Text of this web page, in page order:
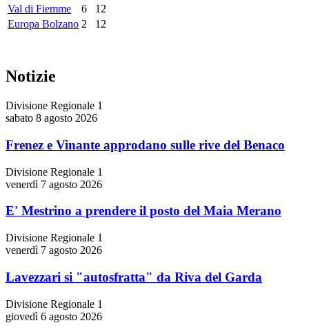
Val di Fiemme 6
12
Europa Bolzano 2 12
Notizie
Divisione Regionale 1
sabato 8 agosto 2026
Frenez e Vinante approdano sulle rive del Benaco
Divisione Regionale 1
venerdì 7 agosto 2026
E' Mestrino a prendere il posto del Maia Merano
Divisione Regionale 1
venerdì 7 agosto 2026
Lavezzari si "autosfratta" da Riva del Garda
Divisione Regionale 1
giovedì 6 agosto 2026